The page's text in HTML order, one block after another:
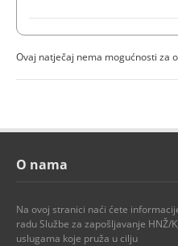
Ovaj natječaj nema mogućnosti za
O nama
Na ovoj stranici naći ćete
radu Službe za zapošljavanje HNŽ/K,
uslugama koje pruža u cilju